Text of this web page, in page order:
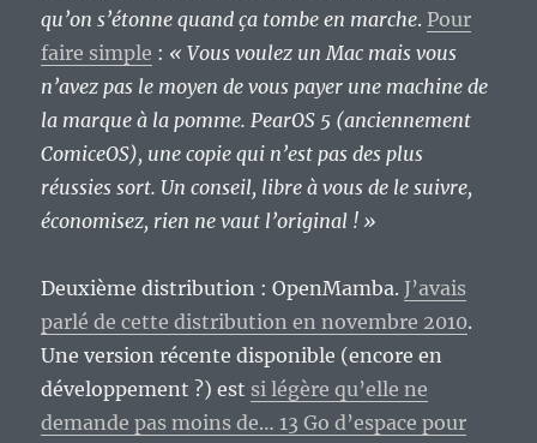
qu’on s’étonne quand ça tombe en marche. Pour
faire simple : « Vous voulez un Mac mais vous
n’avez pas le moyen de vous payer une machine de
la marque à la pomme. PearOS 5 (anciennement
ComiceOS), une copie qui n’est pas des plus
réussies sort. Un conseil, libre à vous de le suivre,
économisez, rien ne vaut l’original ! »
Deuxième distribution : OpenMamba. J’avais
parlé de cette distribution en novembre 2010.
Une version récente disponible (encore en
développement ?) est si légère qu’elle ne
demande pas moins de… 13 Go d’espace pour